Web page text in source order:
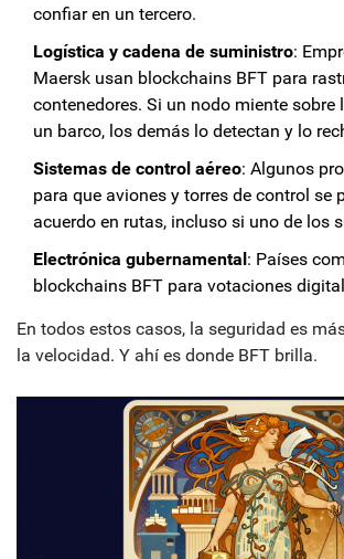
confiar en un tercero.
Logística y cadena de suministro:
Maersk usan blockchains BFT para
contenedores. Si un nodo miente sobre
un barco, los demás lo detectan y lo
Sistemas de control aéreo: Algunos
para que aviones y torres de control se
acuerdo en rutas, incluso si uno de los
Electrónica gubernamental: Países
blockchains BFT para votaciones
En todos estos casos, la seguridad es
la velocidad. Y ahí es donde BFT brilla.